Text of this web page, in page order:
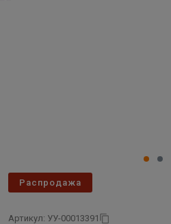
Распродажа
Артикул: УУ-00013391